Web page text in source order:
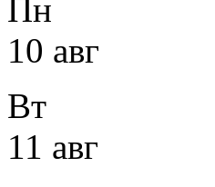
Пн
10 авг
Вт
11 авг